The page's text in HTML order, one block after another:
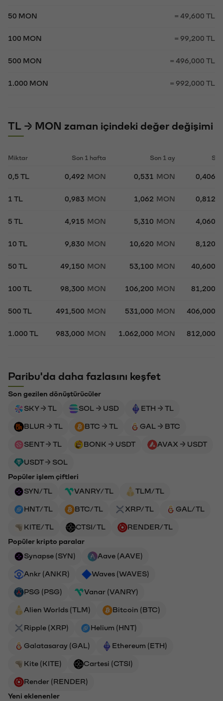
50 MON = 49,600 TL
100 MON = 99,200 TL
500 MON = 496,000 TL
1.000 MON = 992,000 TL
TL → MON zaman içindeki değer değişimi
Miktar Son 1 hafta Son 1 ay
0,5 TL 0,492 MON 0,531 MON 0,406
1 TL 0,983 MON 1,062 MON 0,812
5 TL 4,915 MON 5,310 MON 4,060
10 TL 9,830 MON 10,620 MON 8,120
50 TL 49,150 MON 53,100 MON 40,600
100 TL 98,300 MON 106,200 MON 81,200
500 TL 491,500 MON 531,000 MON 406,000
1.000 TL 983,000 MON 1.062,000 MON 812,000
Paribu'da daha fazlasını keşfet
Son gezilen dönüştürücüler
SKY → TL
SOL → USD ETH → TL
BLUR → TL BTC → TL GAL → BTC
SENT → TL BONK → USDT AVAX → USDT
USDT → SOL
Popüler işlem çiftleri
SYN/TL
VANRY/TL TLM/TL
HNT/TL BTC/TL XRP/TL GAL/TL
KITE/TL CTSI/TL
RENDER/TL
Popüler kripto paralar
Synapse (SYN)
Aave (AAVE)
Ankr (ANKR) Waves (WAVES)
PSG (PSG) Vanar (VANRY)
Alien Worlds (TLM) Bitcoin (BTC)
Ripple (XRP) Helium (HNT)
Galatasaray (GAL) Ethereum (ETH)
Kite (KITE) Cartesi (CTSI)
Render (RENDER)
Yeni eklenenler